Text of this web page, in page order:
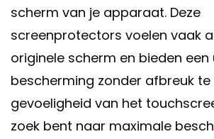
scherm van je apparaat. Deze
screenprotectors voelen vaak
originele scherm en bieden
bescherming zonder afbreuk
gevoeligheid van het
zoek bent naar maximale